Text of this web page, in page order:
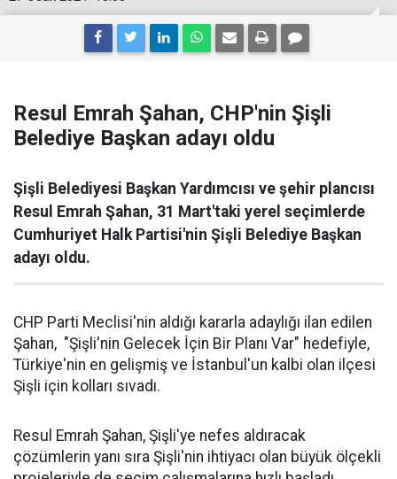
Resul Emrah Şahan, CHP'nin Şişli
Belediye Başkan adayı oldu
Şişli Belediyesi Başkan Yardımcısı ve şehir plancısı
Resul Emrah Şahan, 31 Mart'taki yerel seçimlerde
Cumhuriyet Halk Partisi'nin Şişli Belediye Başkan
adayı oldu.
CHP Parti Meclisi'nin aldığı kararla adaylığı ilan edilen
Şahan, "Şişli'nin Gelecek İçin Bir Planı Var" hedefiyle,
Türkiye'nin en gelişmiş ve İstanbul'un kalbi olan ilçesi
Şişli için kolları sıvadı.
Resul Emrah Şahan, Şişli'ye nefes aldıracak
çözümlerin yanı sıra Şişli'nin ihtiyacı olan büyük ölçekli